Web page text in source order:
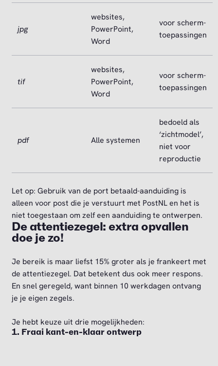
jpg
websites,
PowerPoint,
Word
voor scherm-
toepassingen
tif
websites,
PowerPoint,
Word
voor scherm-
toepassingen
pdf Alle systemen
bedoeld als
‘zichtmodel’,
niet voor
reproductie
Let op: Gebruik van de port betaald-aanduiding is
alleen voor post die je verstuurt met PostNL en het is
niet toegestaan om zelf een aanduiding te ontwerpen.
De attentiezegel: extra opvallen
doe je zo!
Je bereik is maar liefst 15% groter als je frankeert met
de attentiezegel. Dat betekent dus ook meer respons.
En snel geregeld, want binnen 10 werkdagen ontvang
je je eigen zegels.
Je hebt keuze uit drie mogelijkheden:
1. Fraai kant-en-klaar ontwerp